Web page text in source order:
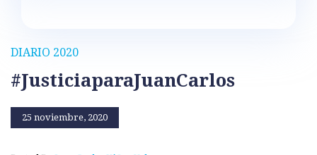
DIARIO 2020
#JusticiaparaJuanCarlos
25 noviembre, 2020